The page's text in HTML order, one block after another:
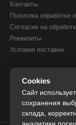
Контакты
Политика обработки
Согласие на
Реквизиты
Условия поставки
КОНТАКТЫ
8(800) 505 51 05
8(391) 205 00 05
info@iceglobal.ru
Cookies
Сайт
сохранения
склада,